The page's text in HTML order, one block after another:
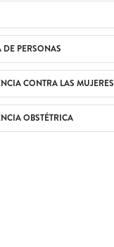
DE PERSONAS
CONTRA LAS MUJERES
OBSTÉTRICA